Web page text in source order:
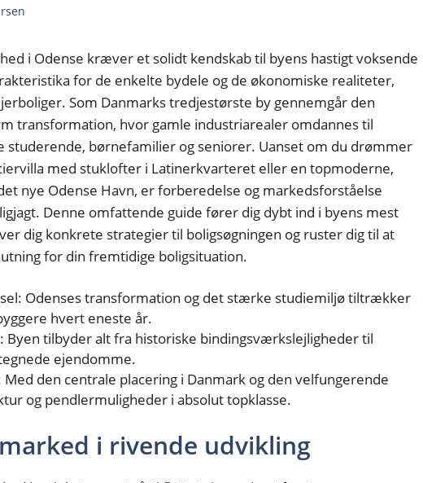
i Odense kræver et solidt kendskab til byens hastigt voksende
for de enkelte bydele og de økonomiske realiteter,
Som Danmarks tredjestørste by gennemgår den
transformation, hvor gamle industriarealer omdannes til
studerende, børnefamilier og seniorer. Uanset om du drømmer
med stuklofter i Latinerkvarteret eller en topmoderne,
nye Odense Havn, er forberedelse og markedsforståelse
Denne omfattende guide fører dig dybt ind i byens mest
dig konkrete strategier til boligsøgningen og ruster dig til at
for din fremtidige boligsituation.
Odenses transformation og det stærke studiemiljø tiltrækker
hvert eneste år.
Byen tilbyder alt fra historiske bindingsværkslejligheder til
ejendomme.
Med den centrale placering i Danmark og den velfungerende
og pendlermuligheder i absolut topklasse.
i rivende udvikling